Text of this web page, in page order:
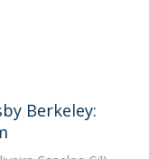
Berkeley: